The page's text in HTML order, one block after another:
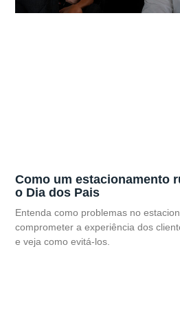
Como um estacionamento
o Dia dos Pais
Entenda como problemas no
comprometer a experiência dos
e veja como evitá-los.